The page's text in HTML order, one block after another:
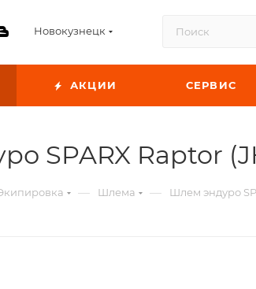
Новокузнецк
АКЦИИ СЕРВИС
SPARX Raptor
— Шлема — Шлем эндуро